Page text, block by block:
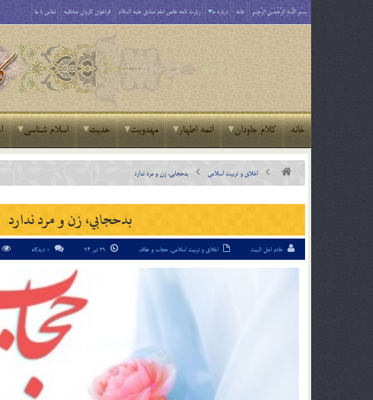
بِسْمِ اللَّـهِ الرَّحْمَـٰنِ الرَّحِيمِ خانه درباره ما زیارت نامه خاص امام صادق علیه السلام فراخوان کاروان صادقیه تماس با ما
خانه کلام جاودان ائمه اطهار مهدویت حدیث اسلام شناسی
اخلاق و تربیت اسلامی بدحجابي، زن و مرد ندارد
بدحجابي، زن و مرد ندارد
خادم اهل البیت اخلاق و تربیت اسلامی, حجاب و عفاف 0 دیدگاه